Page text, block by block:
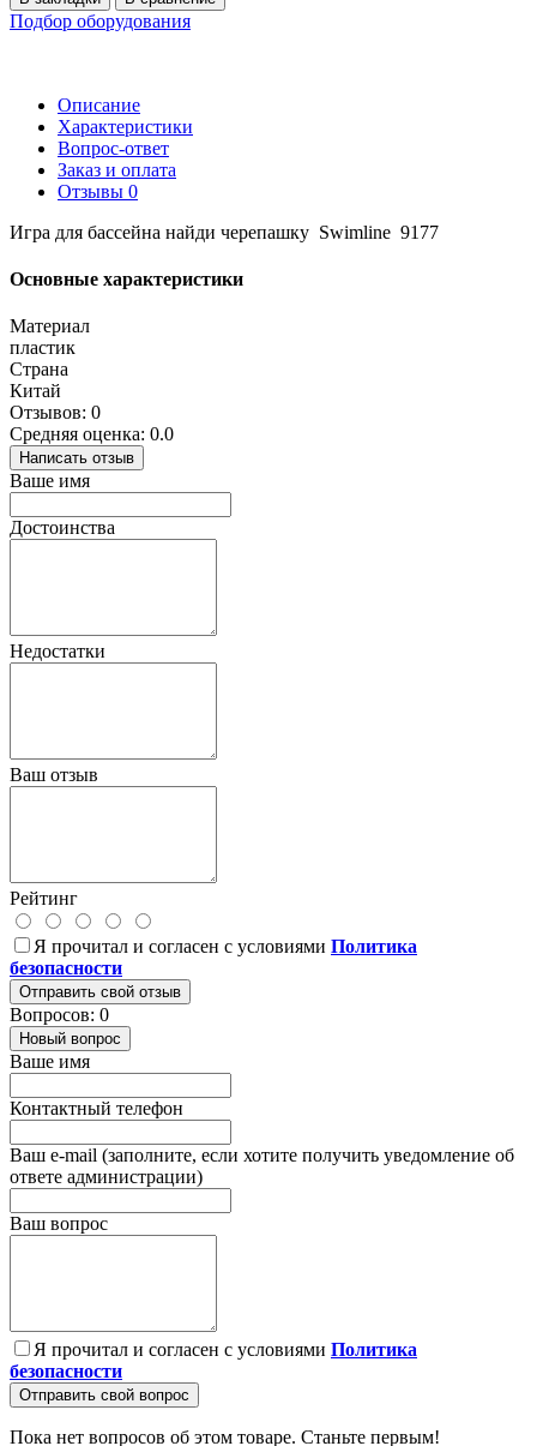
Подбор оборудования
Описание
Характеристики
Вопрос-ответ
Заказ и оплата
Отзывы 0
Игра для бассейна найди черепашку Swimline 9177
Основные характеристики
Материал
пластик
Страна
Китай
Отзывов: 0
Средняя оценка: 0.0
Написать отзыв
Ваше имя
Достоинства
Недостатки
Ваш отзыв
Рейтинг
Я прочитал и согласен с условиями Политика
безопасности
Отправить свой отзыв
Вопросов: 0
Новый вопрос
Ваше имя
Контактный телефон
Ваш e-mail (заполните, если хотите получить уведомление об
ответе администрации)
Ваш вопрос
Я прочитал и согласен с условиями Политика
безопасности
Отправить свой вопрос
Пока нет вопросов об этом товаре. Станьте первым!